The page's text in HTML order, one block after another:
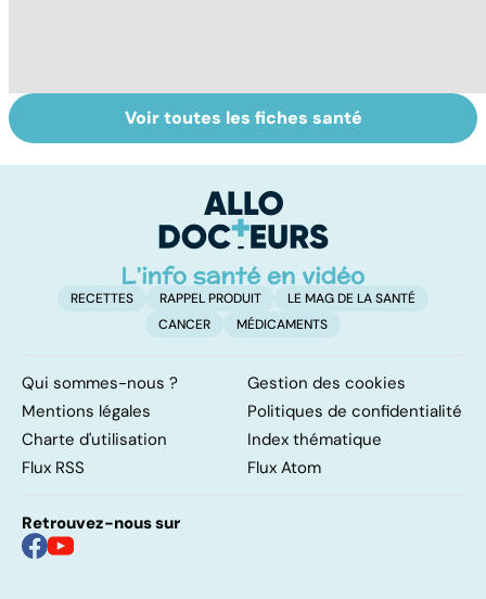
Virus du Nil
occidental : ce
La tuberculose
pulmonaire
Voir toutes les fiches santé
RECETTES RAPPEL PRODUIT
LE MAG DE LA SANTÉ
CANCER
MÉDICAMENTS
Qui sommes-nous ?
Gestion des cookies
Mentions légales
Politiques de confidentialité
Charte d'utilisation
Index thématique
Flux RSS
Flux Atom
Retrouvez-nous sur